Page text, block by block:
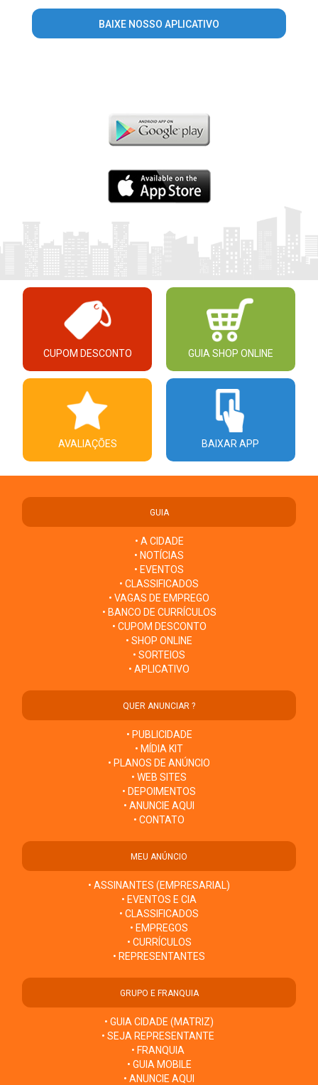
BAIXE NOSSO APLICATIVO
CUPOM DESCONTO GUIA SHOP ONLINE
AVALIAÇÕES BAIXAR APP
GUIA
• A CIDADE
• NOTÍCIAS
• EVENTOS
• CLASSIFICADOS
• VAGAS DE EMPREGO
• BANCO DE CURRÍCULOS
• CUPOM DESCONTO
• SHOP ONLINE
• SORTEIOS
• APLICATIVO
QUER ANUNCIAR ?
• PUBLICIDADE
• MÍDIA KIT
• PLANOS DE ANÚNCIO
• WEB SITES
• DEPOIMENTOS
• ANUNCIE AQUI
• CONTATO
MEU ANÚNCIO
• ASSINANTES (EMPRESARIAL)
• EVENTOS E CIA
• CLASSIFICADOS
• EMPREGOS
• CURRÍCULOS
• REPRESENTANTES
GRUPO E FRANQUIA
• GUIA CIDADE (MATRIZ)
• SEJA REPRESENTANTE
• FRANQUIA
• GUIA MOBILE
• ANUNCIE AQUI